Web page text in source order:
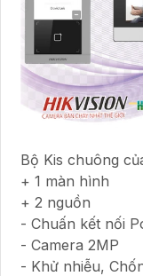
Bộ Kis chuông
+ 1 màn hình
+ 2 nguồn
- Chuấn kết nối
- Camera 2MP
- Khử nhiễu,